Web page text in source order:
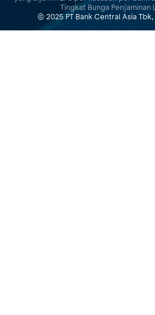
Tingkat Bunga Penjaminan
© 2025 PT Bank Central Asia